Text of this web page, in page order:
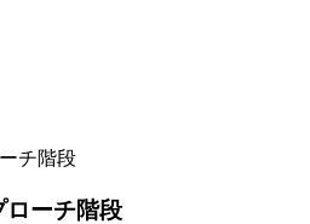
チ階段
ローチ階段